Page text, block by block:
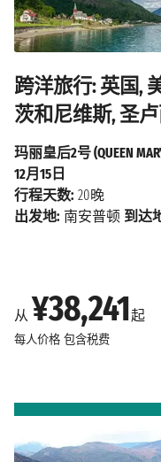
跨洋旅行: 英国,
茨和尼维斯, 圣
从 ¥38,241起
每人价格 包含税费
玛丽皇后2号 (QUEEN
12月15日
行程天数: 20晚
出发地: 南安普顿 到达